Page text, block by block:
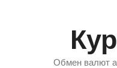
Обмен валют